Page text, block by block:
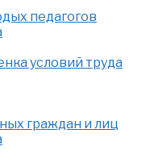
педагогов
условий труда
граждан и лиц